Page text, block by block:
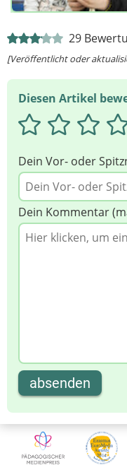
29
[Veröffentlicht oder
Diesen Artikel
Dein Vor- oder
Dein Kommentar
absenden